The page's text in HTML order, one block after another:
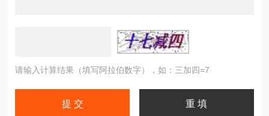
请输入计算结果（填写阿拉伯数字），如：三加四=7